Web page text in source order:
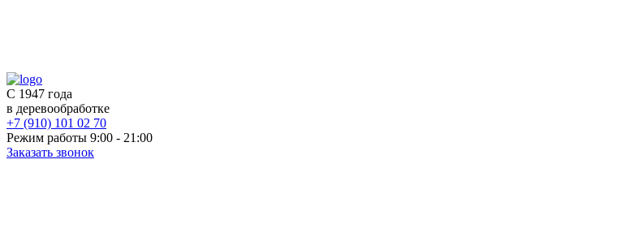
С 1947 года
в деревообработке
+7 (910) 101 02 70
Режим работы 9:00 - 21:00
Заказать звонок